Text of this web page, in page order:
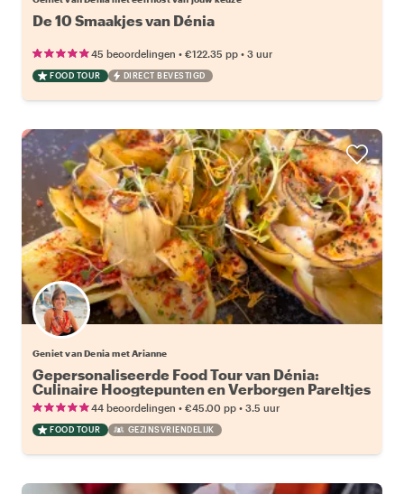
De 10 Smaakjes van Dénia
45 beoordelingen • €122.35 pp • 3 uur
FOOD TOUR DIRECT BEVESTIGD
Geniet van Denia met Arianne
Gepersonaliseerde Food Tour van Dénia:
Culinaire Hoogtepunten en Verborgen Pareltjes
44 beoordelingen • €45.00 pp • 3.5 uur
FOOD TOUR GEZINSVRIENDELIJK